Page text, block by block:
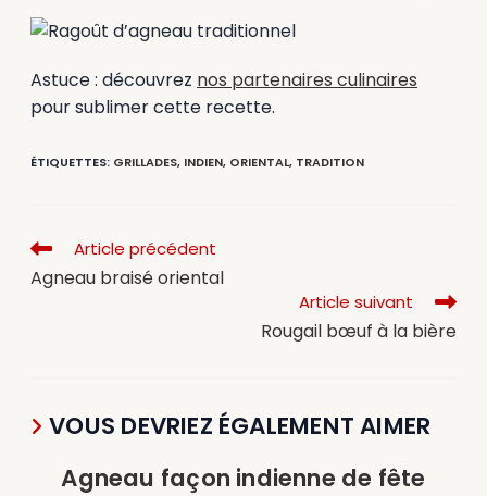
Astuce : découvrez nos partenaires culinaires
pour sublimer cette recette.
ÉTIQUETTES: GRILLADES, INDIEN, ORIENTAL, TRADITION
Article précédent
Agneau braisé oriental
Article suivant
Rougail bœuf à la bière
VOUS DEVRIEZ ÉGALEMENT AIMER
Agneau façon indienne de fête